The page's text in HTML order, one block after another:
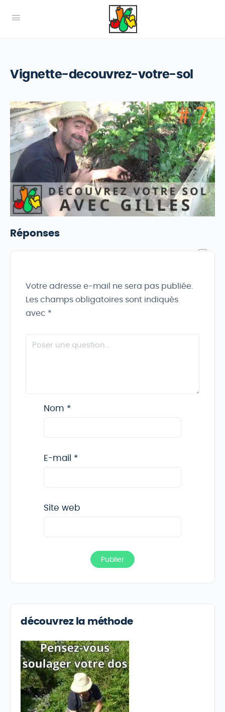
Vignette-decouvrez-votre-sol
Réponses
Votre adresse e-mail ne sera pas publiée.
Les champs obligatoires sont indiqués
avec *
Nom *
E-mail *
Site web
découvrez la méthode